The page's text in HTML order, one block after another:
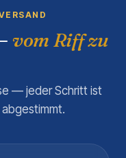
vom Riff zu
— jeder Schritt ist